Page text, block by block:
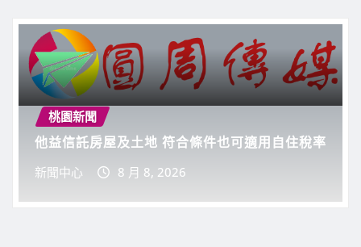
桃園新聞
張善政視察水情及災害應變中心
新聞中心
8 月 9, 2026